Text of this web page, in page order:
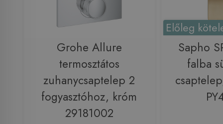
Grohe Allure
termosztátos
zuhanycsaptelep 2
fogyasztóhoz, króm
29181002
Előleg
Sapho
falba